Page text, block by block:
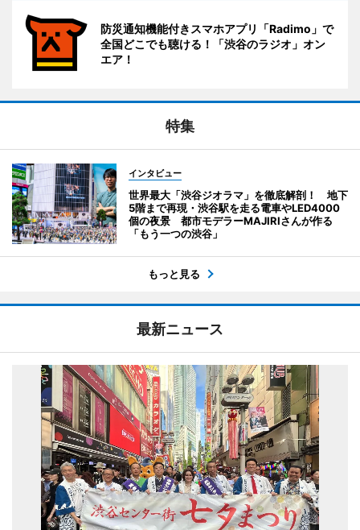
防災通知機能付きスマホアプリ「Radimo」で
全国どこでも聴ける！「渋谷のラジオ」オン
エア！
特集
インタビュー
世界最大「渋谷ジオラマ」を徹底解剖！ 地下
5階まで再現・渋谷駅を走る電車やLED4000
個の夜景 都市モデラーMAJIRIさんが作る
「もう一つの渋谷」
もっと見る
最新ニュース